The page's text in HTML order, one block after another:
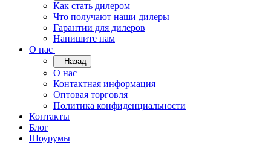
Как стать дилером
Что получают наши дилеры
Гарантии для дилеров
Напишите нам
О нас
Назад
О нас
Контактная информация
Оптовая торговля
Политика конфиденциальности
Контакты
Блог
Шоурумы